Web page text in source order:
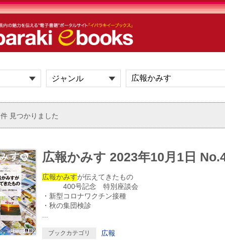
件 見つかりました
広報かみす 2023年10月1日
広報かみすが伝えてきたもの
400号記念 特別座談会
・新型コロナワクチン接種
・秋の集団検診
ブックカテゴリ 広報